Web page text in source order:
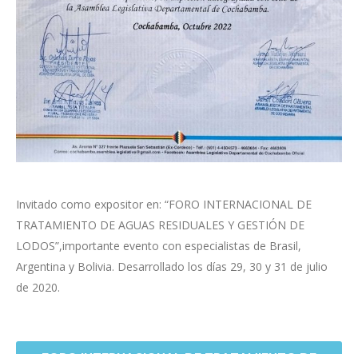
Invitado como expositor en: “FORO INTERNACIONAL DE
TRATAMIENTO DE AGUAS RESIDUALES Y GESTIÓN DE
LODOS”,importante evento con especialistas de Brasil,
Argentina y Bolivia. Desarrollado los días 29, 30 y 31 de julio
de 2020.